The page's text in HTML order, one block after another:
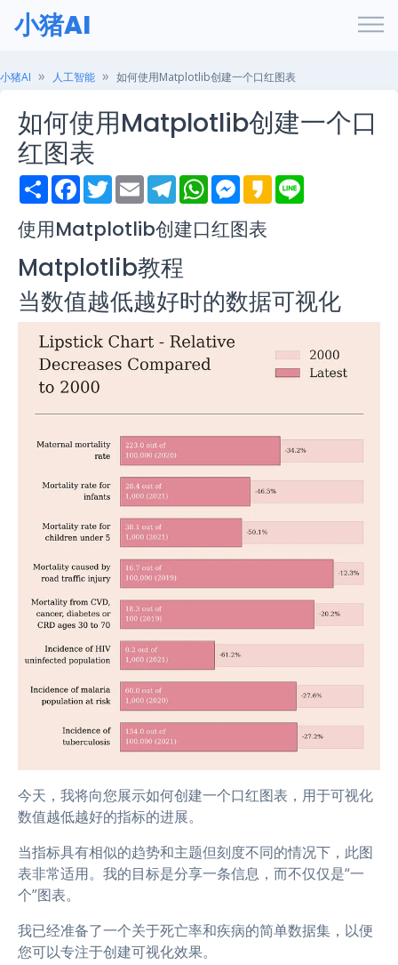
小猪AI
小猪AI 人工智能 如何使用Matplotlib创建一个口红图表
如何使用Matplotlib创建一个口
红图表
S
h
r
e
F
a
e
b
o
o
k
T
w
t
t
e
r
E
m
i
l
T
e
e
g
r
a
m
W
h
t
s
M
e
s
e
r
K
a
使用Matplotlib创建口红图表
Matplotlib教程
当数值越低越好时的数据可视化
今天，我将向您展示如何创建一个口红图表，用于可视化
数值越低越好的指标的进展。
当指标具有相似的趋势和主题但刻度不同的情况下，此图
表非常适用。我的目标是分享一条信息，而不仅仅是“一
个”图表。
我已经准备了一个关于死亡率和疾病的简单数据集，以便
您可以专注于创建可视化效果。